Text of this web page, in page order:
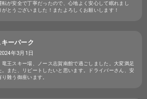
転が安全で丁寧だったので、心地よく安心して眠れまし
がとうございました！またよろしくお願いします！
ーパーク
年3月1日
竜王スキー場、ノース志賀南館で過ごしました。大変満足
。また、リピートしたいと思います。ドライバーさん、安
り難う御座います。